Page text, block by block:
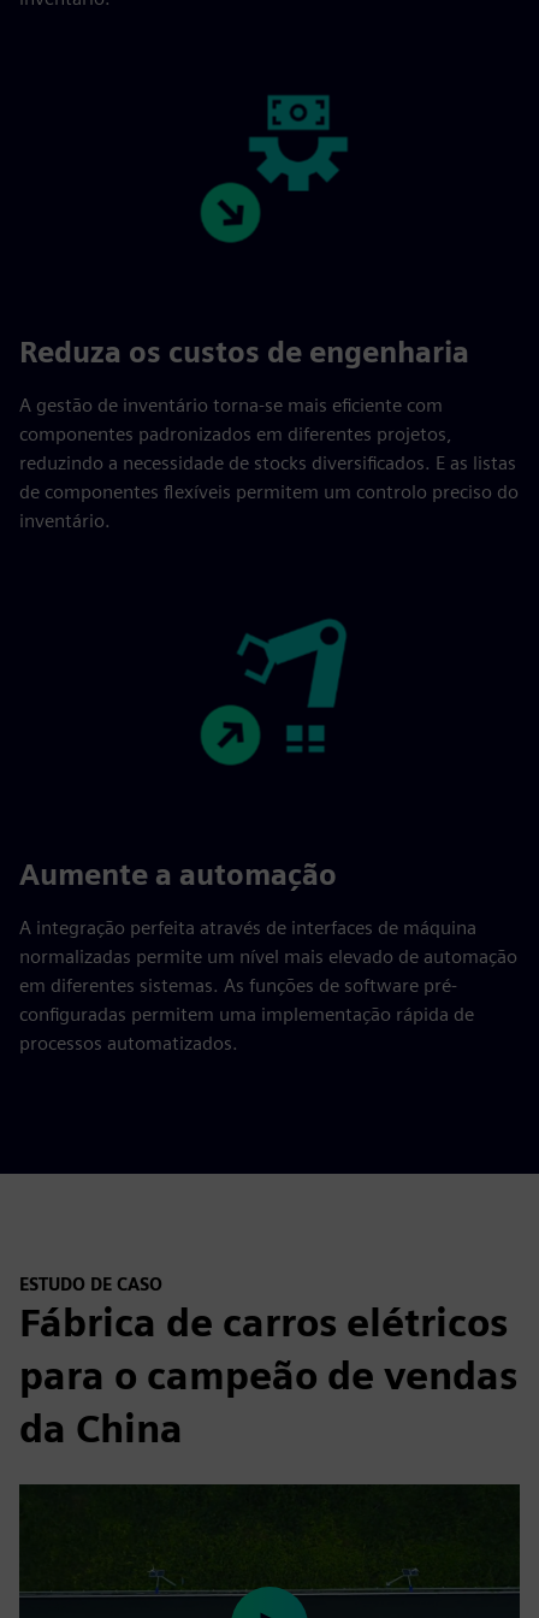
Reduza os custos de engenharia
A gestão de inventário torna-se mais eficiente com
componentes padronizados em diferentes projetos,
reduzindo a necessidade de stocks diversificados. E as listas
de componentes flexíveis permitem um controlo preciso do
inventário.
Aumente a automação
A integração perfeita através de interfaces de máquina
normalizadas permite um nível mais elevado de automação
em diferentes sistemas. As funções de software pré-
configuradas permitem uma implementação rápida de
processos automatizados.
ESTUDO DE CASO
Fábrica de carros elétricos
para o campeão de vendas
da China